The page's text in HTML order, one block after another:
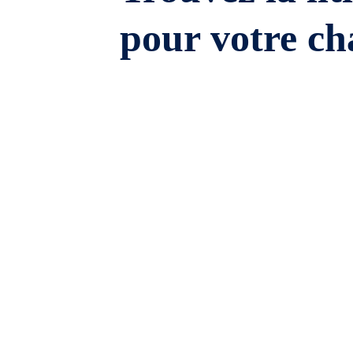
pour votre